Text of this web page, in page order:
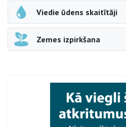
Viedie ūdens skaitītāji
Zemes izpirkšana